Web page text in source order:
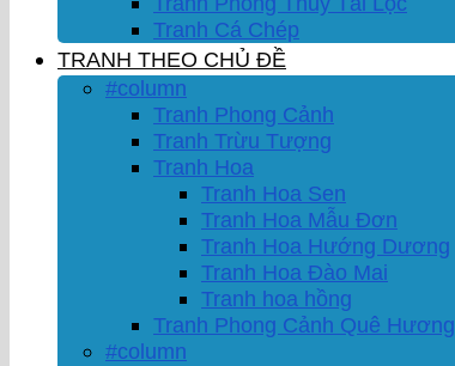
Tranh Cá Chép
TRANH THEO CHỦ ĐỀ
#column
Tranh Phong Cảnh
Tranh Trừu Tượng
Tranh Hoa
Tranh Hoa Sen
Tranh Hoa Mẫu Đơn
Tranh Hoa Hướng Dương
Tranh Hoa Đào Mai
Tranh hoa hồng
Tranh Phong Cảnh Quê Hương
#column